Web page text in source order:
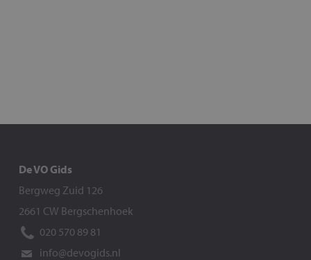
De VO Gids
Bergweg Zuid 126
2661 CW Bergschenhoek
020 570 89 81
info@devogids.nl